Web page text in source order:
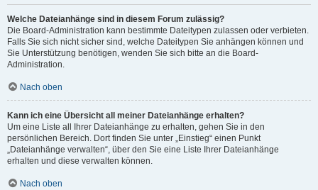
Welche Dateianhänge sind in diesem Forum zulässig?
Die Board-Administration kann bestimmte Dateitypen zulassen oder verbieten.
Falls Sie sich nicht sicher sind, welche Dateitypen Sie anhängen können und
Sie Unterstützung benötigen, wenden Sie sich bitte an die Board-
Administration.
Nach oben
Kann ich eine Übersicht all meiner Dateianhänge erhalten?
Um eine Liste all Ihrer Dateianhänge zu erhalten, gehen Sie in den
persönlichen Bereich. Dort finden Sie unter „Einstieg“ einen Punkt
„Dateianhänge verwalten“, über den Sie eine Liste Ihrer Dateianhänge
erhalten und diese verwalten können.
Nach oben